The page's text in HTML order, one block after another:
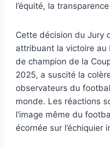
l’équité, la
Cette décision du Jury
attribuant la victoire au
de champion de la
2025, a suscité la
observateurs du
monde. Les réactions
l’image même du
écornée sur l’échiquier